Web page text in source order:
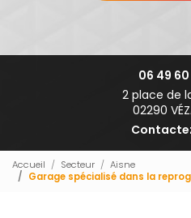
06 49
2 place de
02290
Accueil Secteur
Aisne
Garage spécialisé dans la